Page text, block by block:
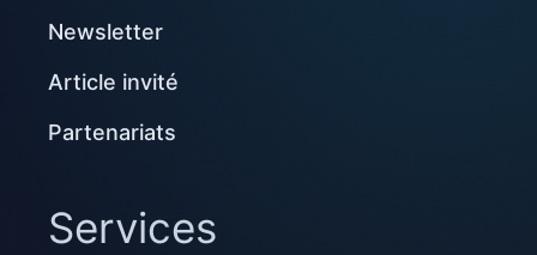
Newsletter
Article invité
Partenariats
Services